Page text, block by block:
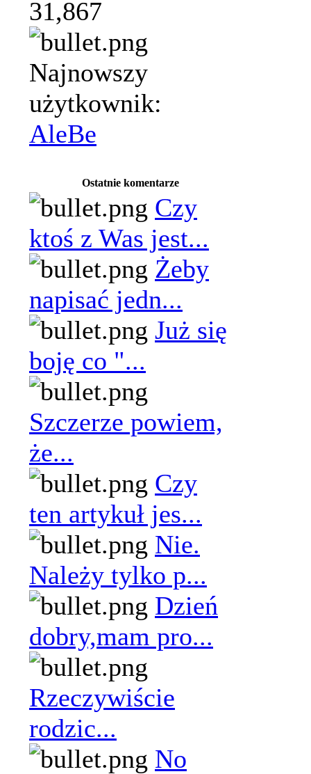
31,867
Najnowszy
użytkownik:
AleBe
Ostatnie komentarze
Czy
ktoś z Was jest...
Żeby
napisać jedn...
Już się
boję co "...
Szczerze powiem,
że...
Czy
ten artykuł jes...
Nie.
Należy tylko p...
Dzień
dobry,mam pro...
Rzeczywiście
rodzic...
No